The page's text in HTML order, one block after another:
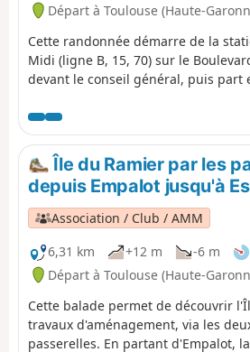
Départ à Toulouse (Haute-
Cette randonnée démarre de la
Midi (ligne B, 15, 70) sur le
devant le conseil général, puis part
se fait par la digue de la Garonne et
afin de rejoindre Compans Cafarelli
Des vélostations sont présentes au
Île du Ramier par les
depuis Empalot jusqu'à
Association / Club / AMM
6,31 km
+12 m -6 m
Départ à Toulouse (Haute-
Cette balade permet de découvrir
travaux d'aménagement, via les
passerelles. En partant d'Empalot,